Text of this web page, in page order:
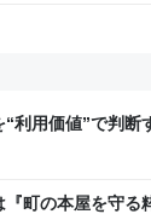
“利用価値”で判断
『町の本屋を守る